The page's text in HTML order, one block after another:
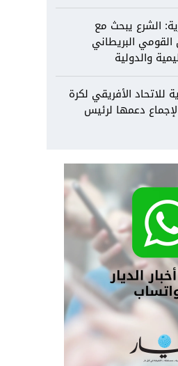
الشرع يبحث مع
البريطاني
والدولية
للاتحاد الأفريقي لكرة
دعمها لرئيس